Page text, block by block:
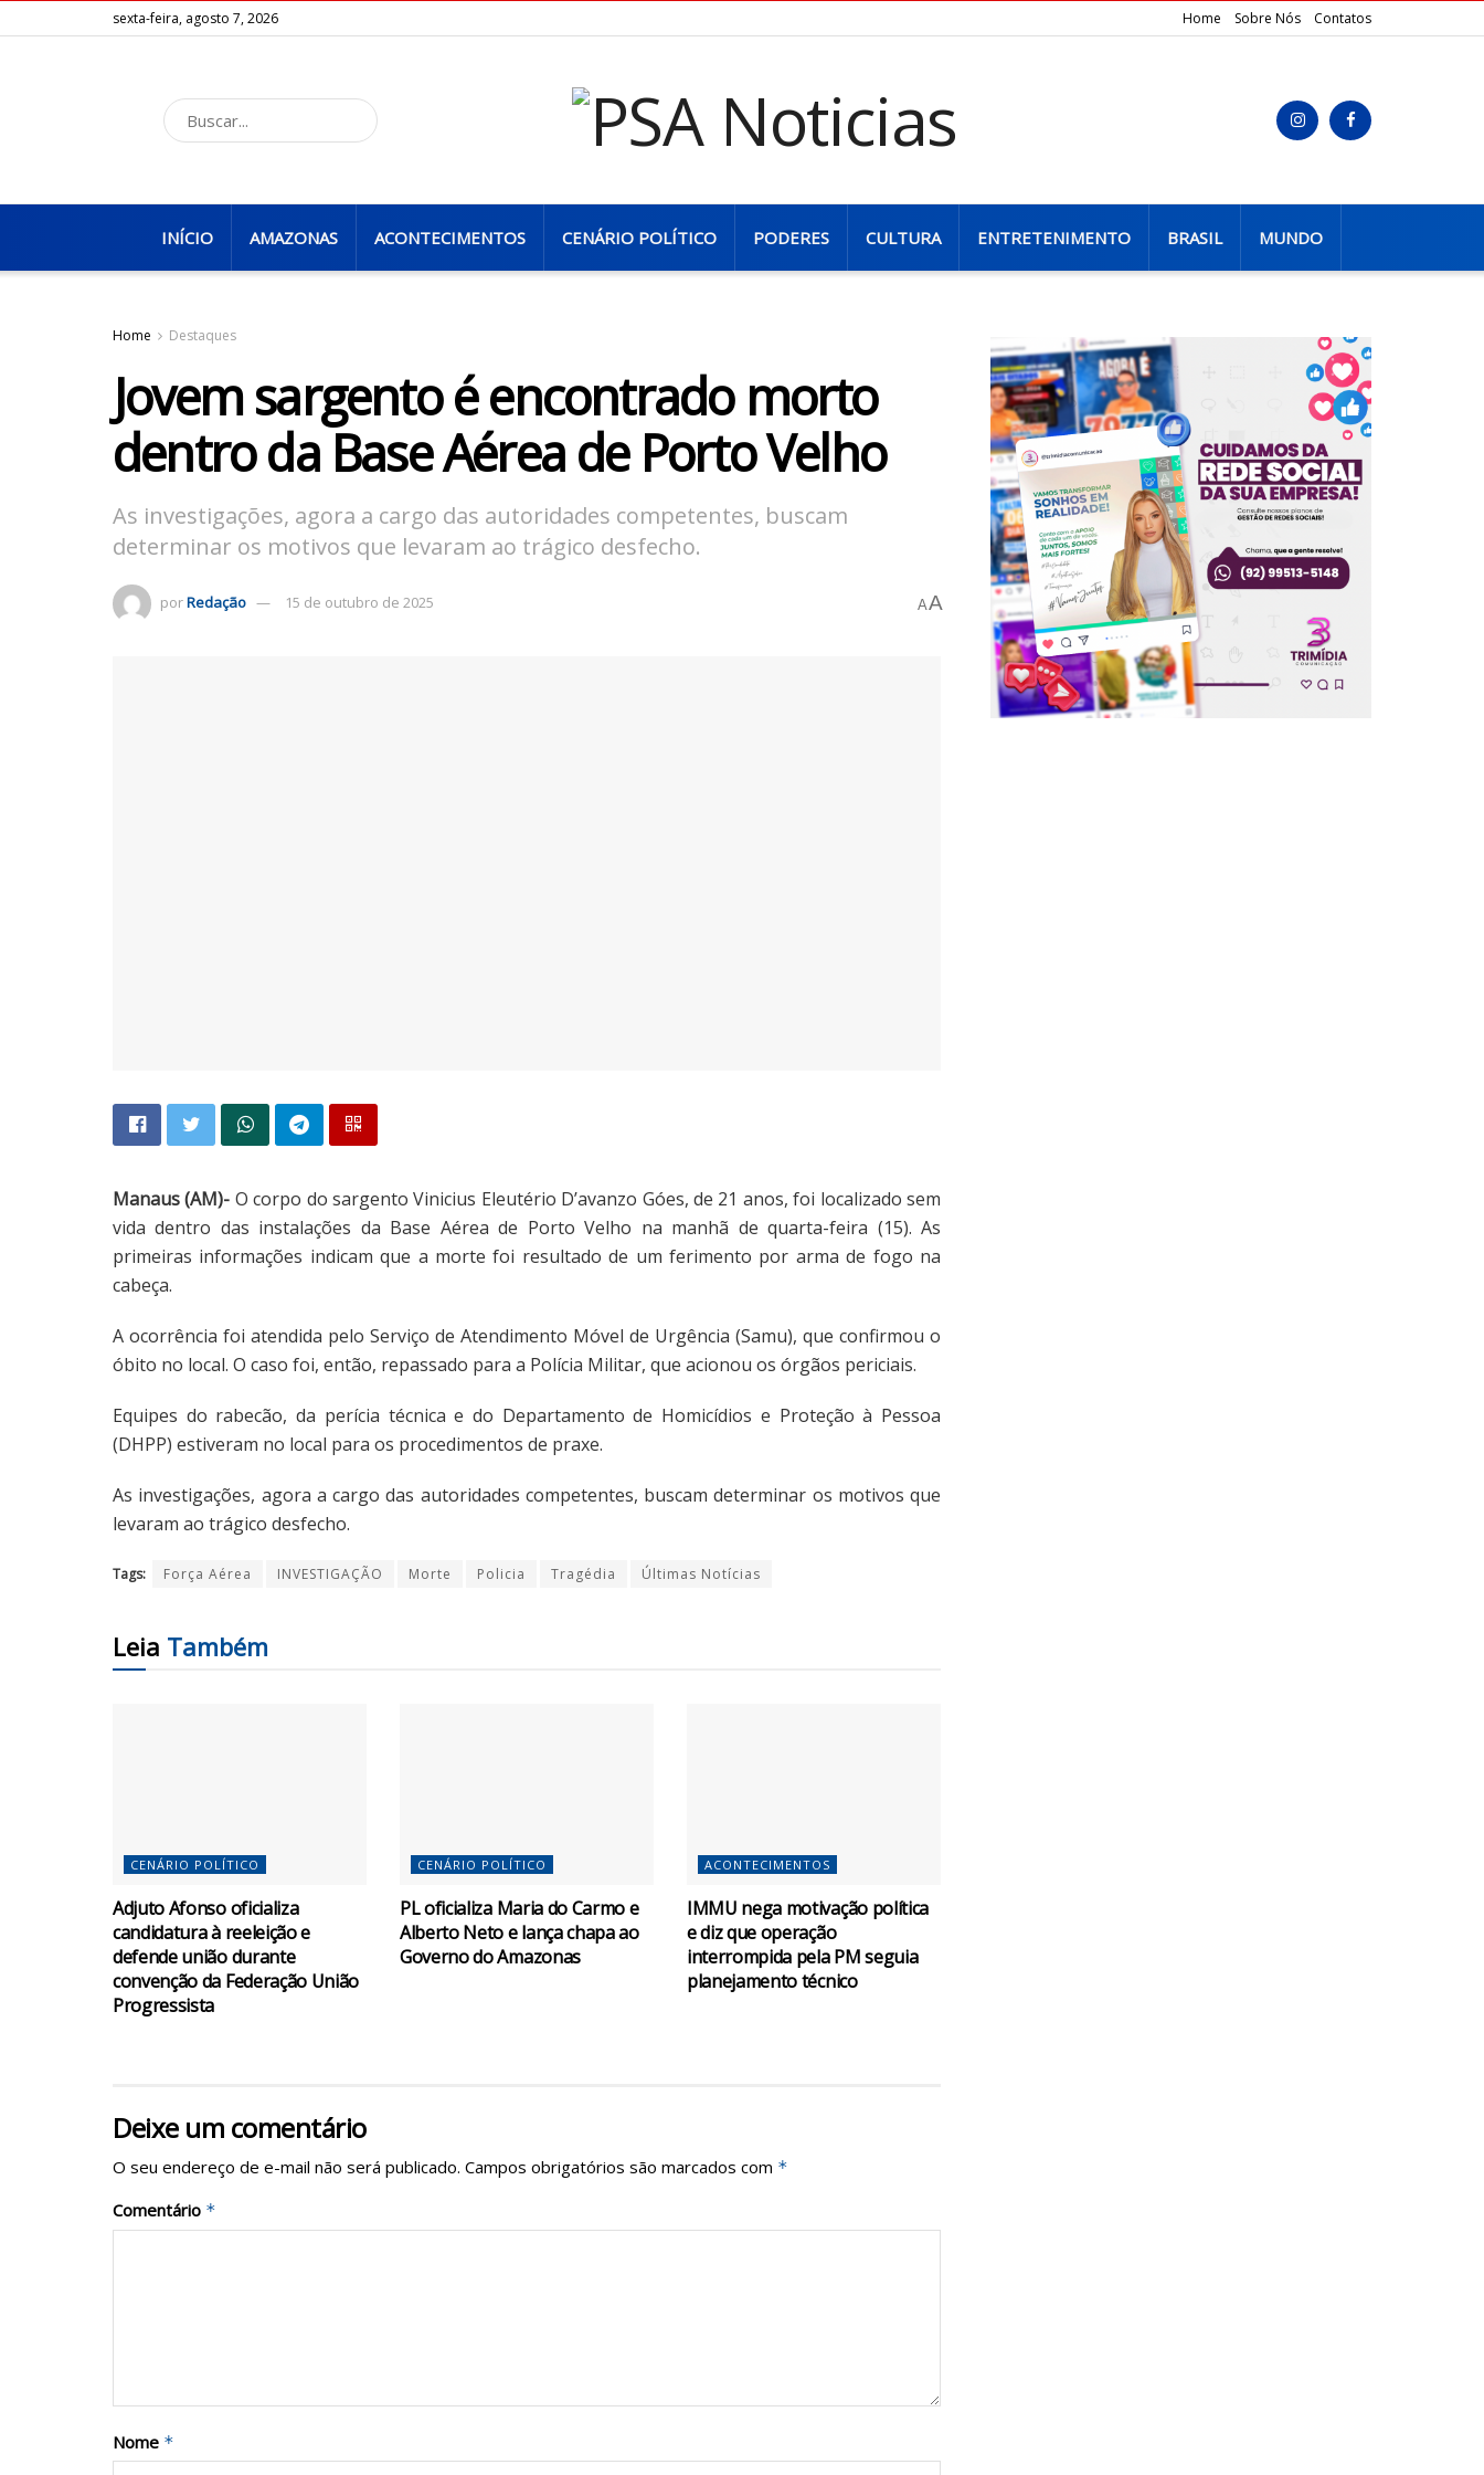
sexta-feira, agosto 7, 2026 Home Sobre Nós Contatos
INÍCIO AMAZONAS ACONTECIMENTOS CENÁRIO POLÍTICO PODERES CULTURA ENTRETENIMENTO BRASIL MUNDO
Home Destaques
Jovem sargento é encontrado morto
dentro da Base Aérea de Porto Velho
As investigações, agora a cargo das autoridades competentes, buscam
determinar os motivos que levaram ao trágico desfecho.
porRedação 15 de outubro de 2025 AA
Manaus (AM)- O corpo do sargento Vinicius Eleutério D’avanzo Góes, de 21 anos, foi localizado sem
vida dentro das instalações da Base Aérea de Porto Velho na manhã de quarta-feira (15). As
primeiras informações indicam que a morte foi resultado de um ferimento por arma de fogo na
cabeça.
A ocorrência foi atendida pelo Serviço de Atendimento Móvel de Urgência (Samu), que confirmou o
óbito no local. O caso foi, então, repassado para a Polícia Militar, que acionou os órgãos periciais.
Equipes do rabecão, da perícia técnica e do Departamento de Homicídios e Proteção à Pessoa
(DHPP) estiveram no local para os procedimentos de praxe.
As investigações, agora a cargo das autoridades competentes, buscam determinar os motivos que
levaram ao trágico desfecho.
Tags: Força Aérea INVESTIGAÇÃO Morte Policia Tragédia Últimas Notícias
Leia Também
CENÁRIO POLÍTICO
Adjuto Afonso oficializa
candidatura à reeleição e
defende união durante
convenção da Federação União
Progressista
CENÁRIO POLÍTICO
PL oficializa Maria do Carmo e
Alberto Neto e lança chapa ao
Governo do Amazonas
ACONTECIMENTOS
IMMU nega motivação política
e diz que operação
interrompida pela PM seguia
planejamento técnico
Deixe um comentário
O seu endereço de e-mail não será publicado. Campos obrigatórios são marcados com *
Comentário *
Nome *